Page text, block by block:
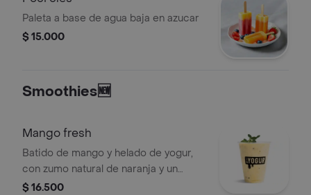
Paleta a base de agua baja en azucar
$ 15.000
Smoothies🆕
Mango fresh
Batido de mango y helado de yogur,
con zumo natural de naranja y un
toque de menta
$ 16.500